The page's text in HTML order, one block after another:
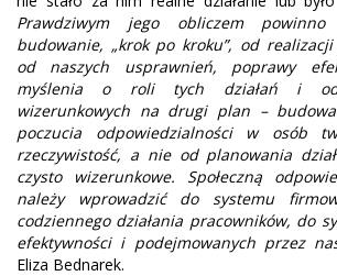
Prawdziwym jego obliczem
budowanie, „krok po kroku”, od realizacji
od naszych usprawnień, poprawy
myślenia o roli tych działań i
wizerunkowych na drugi plan –
poczucia odpowiedzialności w osób
rzeczywistość, a nie od planowania
czysto wizerunkowe. Społeczną
należy wprowadzić do systemu
codziennego działania pracowników, do
efektywności i podejmowanych przez
Eliza Bednarek.